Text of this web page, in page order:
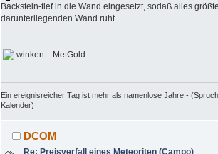
Backstein-tief in die Wand eingesetzt, sodaß alles
darunterliegenden Wand ruht.
MetGold
Ein ereignisreicher Tag ist mehr als namenlose Jahre -
Kalender)
DCOM
Re: Preisverfall eines Meteoriten (Campo)